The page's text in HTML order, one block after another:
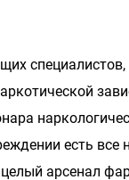
специалистов,
есть все
арсенал